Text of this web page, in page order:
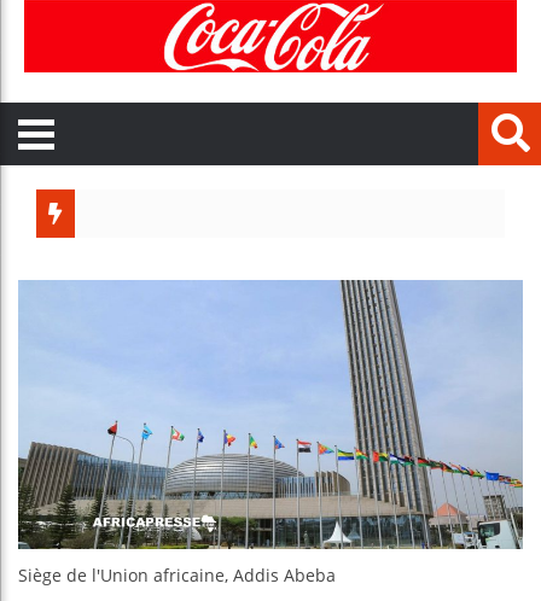
Siège de l'Union africaine, Addis Abeba